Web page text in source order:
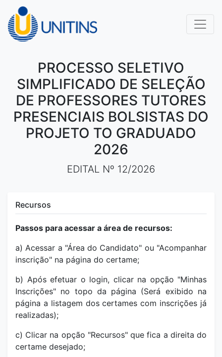
PROCESSO SELETIVO
SIMPLIFICADO DE SELEÇÃO
DE PROFESSORES TUTORES
PRESENCIAIS BOLSISTAS DO
PROJETO TO GRADUADO
2026
EDITAL Nº 12/2026
Recursos
Passos para acessar a área de recursos:
a) Acessar a "Área do Candidato" ou "Acompanhar
inscrição" na página do certame;
b) Após efetuar o login, clicar na opção "Minhas
Inscrições" no topo da página (Será exibido na
página a listagem dos certames com inscrições já
realizadas);
c) Clicar na opção "Recursos" que fica a direita do
certame desejado;